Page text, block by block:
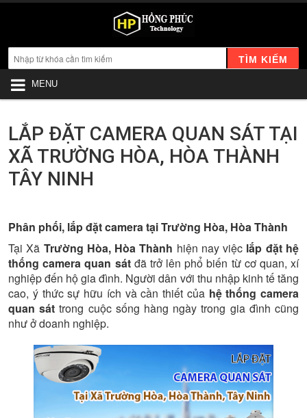
TÌM KIẾM
MENU
LẮP ĐẶT CAMERA QUAN SÁT TẠI
XÃ TRƯỜNG HÒA, HÒA THÀNH
TÂY NINH
Phân phối, lắp đặt camera tại Trường Hòa, Hòa Thành
Tại Xã Trường Hòa, Hòa Thành hiện nay việc lắp đặt hệ
thống camera quan sátđã trở lên phổ biến từ cơ quan, xí
nghiệp đến hộ gia đình. Người dân với thu nhập kinh tế tăng
cao, ý thức sự hữu ích và cần thiết của hệ thống camera
quan sát trong cuộc sống hàng ngày trong gia đình cũng
như ở doanh nghiệp.